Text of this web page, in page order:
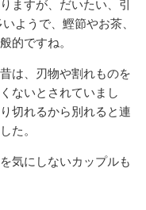
ますが、だいたい、引
ようで、鰹節やお茶、
的ですね。
は、刃物や割れものを
ないとされていまし
切れるから別れると連
た。
気にしないカップルも